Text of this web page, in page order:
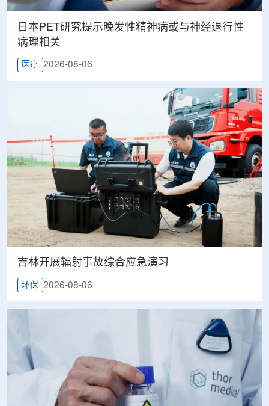
日本PET研究提示晚发性精神病或与神经退行性
病理相关
医疗 2026-08-06
吉林开展辐射事故综合应急演习
环保 2026-08-06